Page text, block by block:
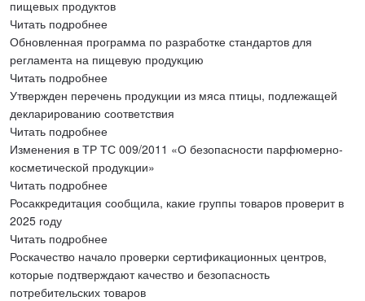
пищевых продуктов
Читать подробнее
Обновленная программа по разработке стандартов для
регламента на пищевую продукцию
Читать подробнее
Утвержден перечень продукции из мяса птицы, подлежащей
декларированию соответствия
Читать подробнее
Изменения в ТР ТС 009/2011 «О безопасности парфюмерно-
косметической продукции»
Читать подробнее
Росаккредитация сообщила, какие группы товаров проверит в
2025 году
Читать подробнее
Роскачество начало проверки сертификационных центров,
которые подтверждают качество и безопасность
потребительских товаров